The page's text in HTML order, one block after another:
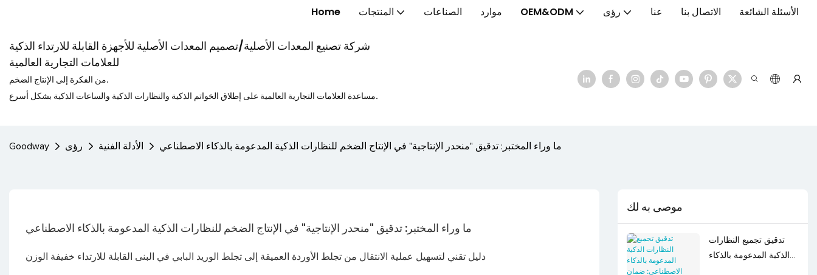
Home المنتجات الصناعات موارد OEM&ODM رؤى عنا الاتصال بنا الأسئلة الشائعة
شركة تصنيع المعدات الأصلية/تصميم المعدات الأصلية للأجهزة القابلة للارتداء الذكية
للعلامات التجارية العالمية
من الفكرة إلى الإنتاج الضخم.
مساعدة العلامات التجارية العالمية على إطلاق الخواتم الذكية والنظارات الذكية والساعات الذكية بشكل أسرع.
Goodway رؤى الأدلة الفنية ما وراء المختبر: تدقيق "منحدر الإنتاجية" في الإنتاج الضخم للنظارات الذكية المدعومة بالذكاء الاصطناعي
ما وراء المختبر: تدقيق "منحدر الإنتاجية" في الإنتاج الضخم للنظارات الذكية المدعومة بالذكاء الاصطناعي
دليل تقني لتسهيل عملية الانتقال من تجلط الأوردة العميقة إلى تجلط الوريد البابي في البنى القابلة للارتداء خفيفة الوزن
موصى به لك
تدقيق تجميع النظارات
الذكية المدعومة بالذكاء